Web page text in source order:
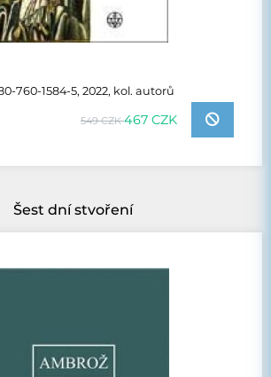
760-1584-5, 2022, kol. autorů
549 CZK467 CZK
Šest dní stvoření